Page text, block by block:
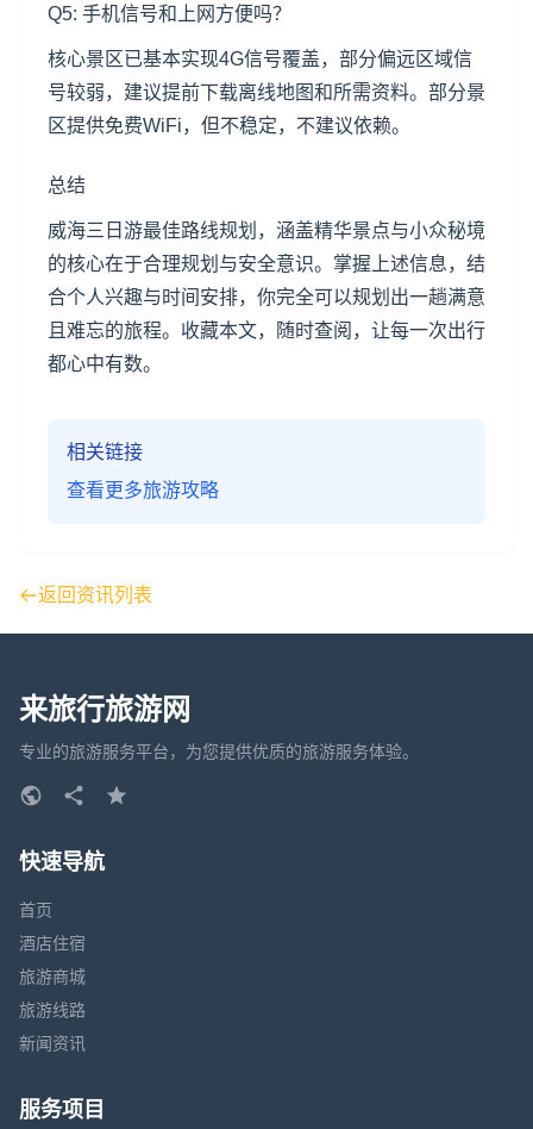
Q5: 手机信号和上网方便吗？
核心景区已基本实现4G信号覆盖，部分偏远区域信
号较弱，建议提前下载离线地图和所需资料。部分景
区提供免费WiFi，但不稳定，不建议依赖。
总结
威海三日游最佳路线规划，涵盖精华景点与小众秘境
的核心在于合理规划与安全意识。掌握上述信息，结
合个人兴趣与时间安排，你完全可以规划出一趟满意
且难忘的旅程。收藏本文，随时查阅，让每一次出行
都心中有数。
相关链接
查看更多旅游攻略
返回资讯列表
来旅行旅游网
专业的旅游服务平台，为您提供优质的旅游服务体验。
快速导航
首页
酒店住宿
旅游商城
旅游线路
新闻资讯
服务项目